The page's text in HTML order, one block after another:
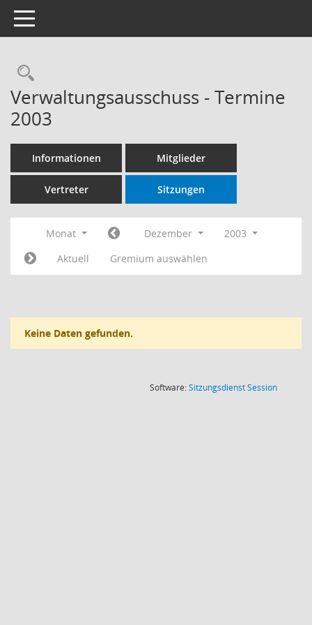
Toggle navigation
Rechercheauswahl
Verwaltungsausschuss - Termine
2003
Informationen Mitglieder
Vertreter Sitzungen
Monat Dezember
2003
Aktuell
Gremium auswählen
Keine Daten gefunden.
Software:SitzungsdienstSession(Wird in